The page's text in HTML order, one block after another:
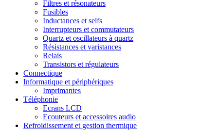
Filtres et résonateurs
Fusibles
Inductances et selfs
Interrupteurs et commutateurs
Quartz et oscillateurs à quartz
Résistances et varistances
Relais
Transistors et régulateurs
Connectique
Informatique et périphériques
Imprimantes
Téléphonie
Ecrans LCD
Ecouteurs et accessoires audio
Refroidissement et gestion thermique